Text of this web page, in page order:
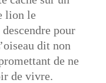
lion le
pour
dit non
de ne
de vivre.